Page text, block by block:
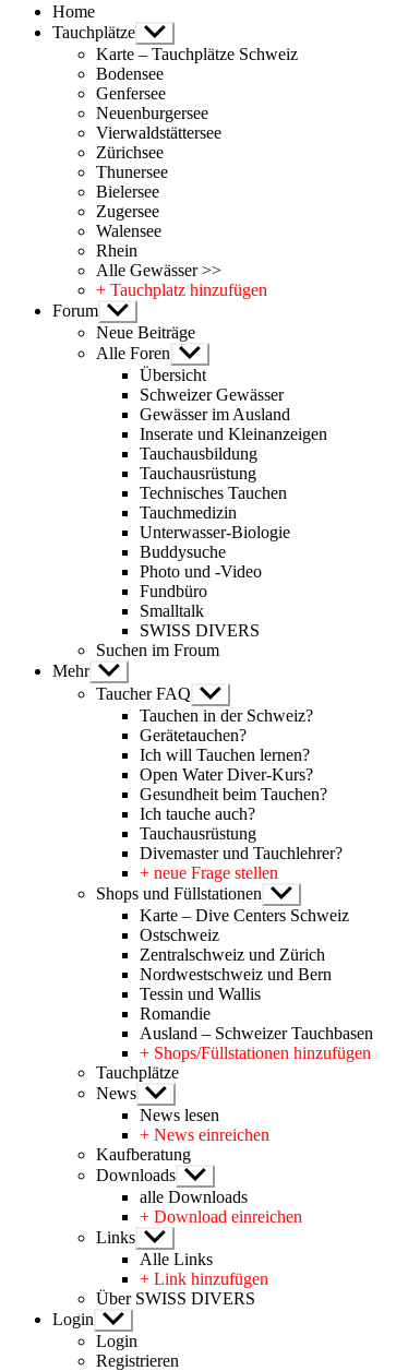
Home
Tauchplätze Untermenü
anzeigen
Karte – Tauchplätze Schweiz
Bodensee
Genfersee
Neuenburgersee
Vierwaldstättersee
Zürichsee
Thunersee
Bielersee
Zugersee
Walensee
Rhein
Alle Gewässer >>
+ Tauchplatz hinzufügen
Forum Untermenü
anzeigen
Neue Beiträge
Alle Foren Untermenü
anzeigen
Übersicht
Schweizer Gewässer
Gewässer im Ausland
Inserate und Kleinanzeigen
Tauchausbildung
Tauchausrüstung
Technisches Tauchen
Tauchmedizin
Unterwasser-Biologie
Buddysuche
Photo und -Video
Fundbüro
Smalltalk
SWISS DIVERS
Suchen im Froum
Mehr Untermenü
anzeigen
Taucher FAQ Untermenü
anzeigen
Tauchen in der Schweiz?
Gerätetauchen?
Ich will Tauchen lernen?
Open Water Diver-Kurs?
Gesundheit beim Tauchen?
Ich tauche auch?
Tauchausrüstung
Divemaster und Tauchlehrer?
+ neue Frage stellen
Shops und Füllstationen Untermenü
anzeigen
Karte – Dive Centers Schweiz
Ostschweiz
Zentralschweiz und Zürich
Nordwestschweiz und Bern
Tessin und Wallis
Romandie
Ausland – Schweizer Tauchbasen
+ Shops/Füllstationen hinzufügen
Tauchplätze
News Untermenü
anzeigen
News lesen
+ News einreichen
Kaufberatung
Downloads Untermenü
anzeigen
alle Downloads
+ Download einreichen
Links Untermenü
anzeigen
Alle Links
+ Link hinzufügen
Über SWISS DIVERS
Login Untermenü
anzeigen
Login
Registrieren